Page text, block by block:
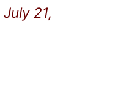
July 21,